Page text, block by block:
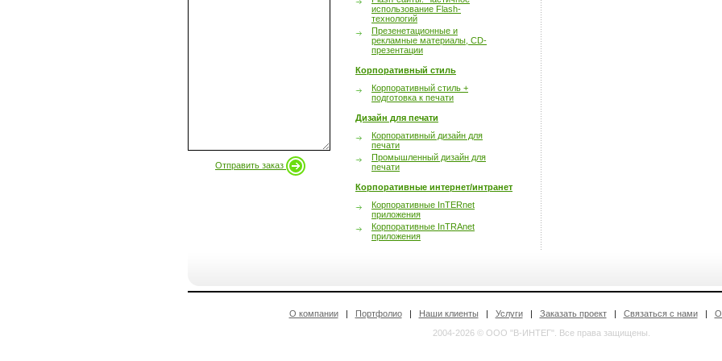
Отправить заказ
использование Flash-
технологий
Презенетационные и
рекламные материалы, CD-
презентации
Корпоративный стиль
Корпоративный стиль +
подготовка к печати
Дизайн для печати
Корпоративный дизайн для
печати
Промышленный дизайн для
печати
Корпоративные интернет/интранет
Корпоративные InTERnet
приложения
Корпоративные InTRAnet
приложения
О компании| Портфолио| Наши клиенты | Услуги| Заказать проект| Связаться с нами|
2004-2026 © ООО "В-ИНТЕГ". Все права защищены.